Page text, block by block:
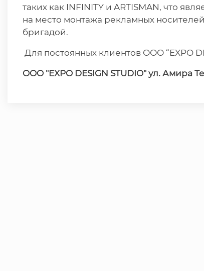
таких как INFINITY и ARTISMAN, что
на место монтажа рекламных
бригадой.
Для постоянных клиентов ООО “EXPO
OOO "EXPO DESIGN STUDIO" ул. Амира